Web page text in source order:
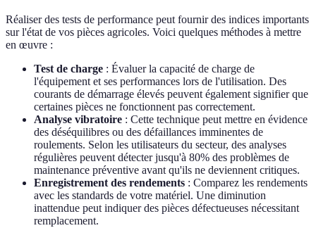
Réaliser des tests de performance peut fournir des indices importants
sur l'état de vos pièces agricoles. Voici quelques méthodes à mettre
en œuvre :
Test de charge : Évaluer la capacité de charge de
l'équipement et ses performances lors de l'utilisation. Des
courants de démarrage élevés peuvent également signifier que
certaines pièces ne fonctionnent pas correctement.
Analyse vibratoire : Cette technique peut mettre en évidence
des déséquilibres ou des défaillances imminentes de
roulements. Selon les utilisateurs du secteur, des analyses
régulières peuvent détecter jusqu'à 80% des problèmes de
maintenance préventive avant qu'ils ne deviennent critiques.
Enregistrement des rendements : Comparez les rendements
avec les standards de votre matériel. Une diminution
inattendue peut indiquer des pièces défectueuses nécessitant
remplacement.